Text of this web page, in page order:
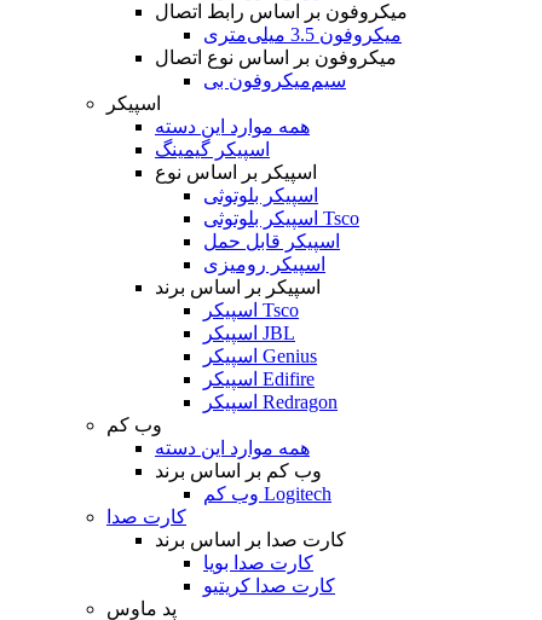
میکروفون بر اساس رابط اتصال
میکروفون 3.5 میلی‌متری
میکروفون بر اساس نوع اتصال
میکروفون بی‌‎سیم
اسپیکر
همه موارد این دسته
اسپیکر گیمینگ
اسپیکر بر اساس نوع
اسپیکر بلوتوثی
اسپیکر بلوتوثی Tsco
اسپیکر قابل حمل
اسپیکر رومیزی
اسپیکر بر اساس برند
اسپیکر Tsco
اسپیکر JBL
اسپیکر Genius
اسپیکر Edifire
اسپیکر Redragon
وب کم
همه موارد این دسته
وب کم بر اساس برند
وب کم Logitech
کارت صدا
کارت صدا بر اساس برند
کارت صدا بویا
کارت صدا کریتیو
پد ماوس